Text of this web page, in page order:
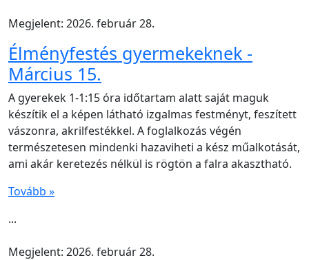
Megjelent: 2026. február 28.
Élményfestés gyermekeknek -
Március 15.
A gyerekek 1-1:15 óra időtartam alatt saját maguk
készítik el a képen látható izgalmas festményt, feszített
vászonra, akrilfestékkel. A foglalkozás végén
természetesen mindenki hazaviheti a kész műalkotását,
ami akár keretezés nélkül is rögtön a falra akasztható.
Tovább »
...
Megjelent: 2026. február 28.